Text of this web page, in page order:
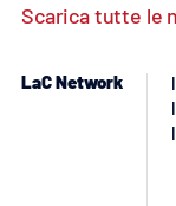
Lamezia
Scarica tutte le
LaC Network